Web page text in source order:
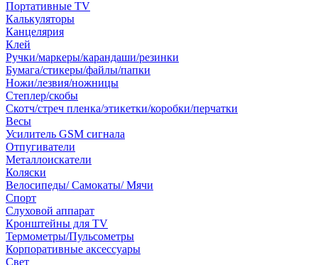
Портативные TV
Калькуляторы
Канцелярия
Клей
Ручки/маркеры/карандаши/резинки
Бумага/стикеры/файлы/папки
Ножи/лезвия/ножницы
Степлер/скобы
Скотч/стреч пленка/этикетки/коробки/перчатки
Весы
Усилитель GSM сигнала
Отпугиватели
Металлоискатели
Коляски
Велосипеды/ Самокаты/ Мячи
Спорт
Слуховой аппарат
Кронштейны для TV
Термометры/Пульсометры
Корпоративные аксессуары
Свет